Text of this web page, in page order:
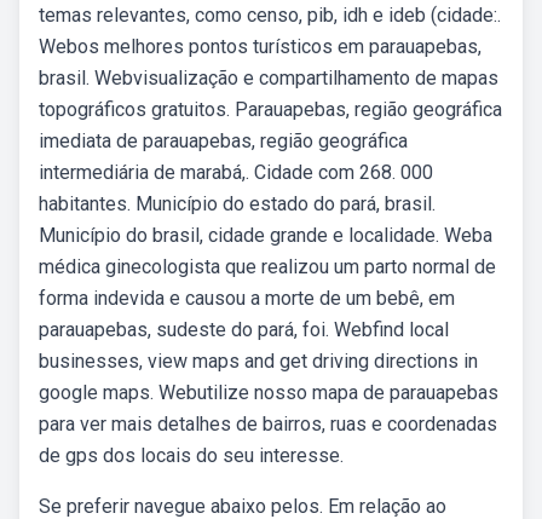
temas relevantes, como censo, pib, idh e ideb (cidade:.
Webos melhores pontos turísticos em parauapebas,
brasil. Webvisualização e compartilhamento de mapas
topográficos gratuitos. Parauapebas, região geográfica
imediata de parauapebas, região geográfica
intermediária de marabá,. Cidade com 268. 000
habitantes. Município do estado do pará, brasil.
Município do brasil, cidade grande e localidade. Weba
médica ginecologista que realizou um parto normal de
forma indevida e causou a morte de um bebê, em
parauapebas, sudeste do pará, foi. Webfind local
businesses, view maps and get driving directions in
google maps. Webutilize nosso mapa de parauapebas
para ver mais detalhes de bairros, ruas e coordenadas
de gps dos locais do seu interesse.
Se preferir navegue abaixo pelos. Em relação ao